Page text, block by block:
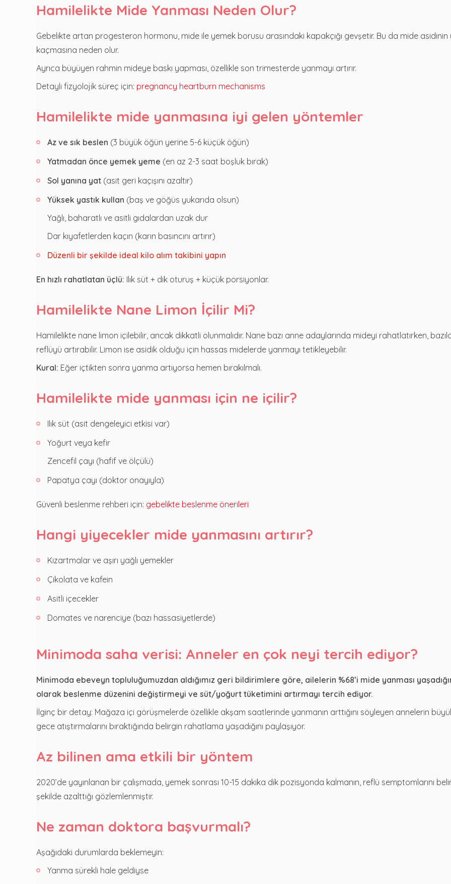
Hamilelikte Mide Yanması Neden Olur?
Gebelikte artan progesteron hormonu, mide ile yemek borusu arasındaki kapakçığı gevşetir. Bu da mide asidinin
kaçmasına neden olur.
Ayrıca büyüyen rahmin mideye baskı yapması, özellikle son trimesterde yanmayı artırır.
Detaylı fizyolojik süreç için: pregnancy heartburn mechanisms
Hamilelikte mide yanmasına iyi gelen yöntemler
Az ve sık beslen (3 büyük öğün yerine 5-6 küçük öğün)
Yatmadan önce yemek yeme (en az 2-3 saat boşluk bırak)
Sol yanına yat (asit geri kaçışını azaltır)
Yüksek yastık kullan (baş ve göğüs yukarıda olsun)
Yağlı, baharatlı ve asitli gıdalardan uzak dur
Dar kıyafetlerden kaçın (karın basıncını artırır)
Düzenli bir şekilde ideal kilo alım takibini yapın
En hızlı rahatlatan üçlü: Ilık süt + dik oturuş + küçük porsiyonlar.
Hamilelikte Nane Limon İçilir Mi?
Hamilelikte nane limon içilebilir, ancak dikkatli olunmalıdır. Nane bazı anne adaylarında mideyi rahatlatırken,
reflüyü artırabilir. Limon ise asidik olduğu için hassas midelerde yanmayı tetikleyebilir.
Kural: Eğer içtikten sonra yanma artıyorsa hemen bırakılmalı.
Hamilelikte mide yanması için ne içilir?
Ilık süt (asit dengeleyici etkisi var)
Yoğurt veya kefir
Zencefil çayı (hafif ve ölçülü)
Papatya çayı (doktor onayıyla)
Güvenli beslenme rehberi için: gebelikte beslenme önerileri
Hangi yiyecekler mide yanmasını artırır?
Kızartmalar ve aşırı yağlı yemekler
Çikolata ve kafein
Asitli içecekler
Domates ve narenciye (bazı hassasiyetlerde)
Minimoda saha verisi: Anneler en çok neyi tercih ediyor?
Minimoda ebeveyn topluluğumuzdan aldığımız geri bildirimlere göre, ailelerin %68’i mide yanması
olarak beslenme düzenini değiştirmeyi ve süt/yoğurt tüketimini artırmayı tercih ediyor.
İlginç bir detay: Mağaza içi görüşmelerde özellikle akşam saatlerinde yanmanın arttığını söyleyen annelerin büyük
gece atıştırmalarını bıraktığında belirgin rahatlama yaşadığını paylaşıyor.
Az bilinen ama etkili bir yöntem
2020’de yayınlanan bir çalışmada, yemek sonrası 10-15 dakika dik pozisyonda kalmanın, reflü semptomlarını
şekilde azalttığı gözlemlenmiştir.
Ne zaman doktora başvurmalı?
Aşağıdaki durumlarda beklemeyin:
Yanma sürekli hale geldiyse